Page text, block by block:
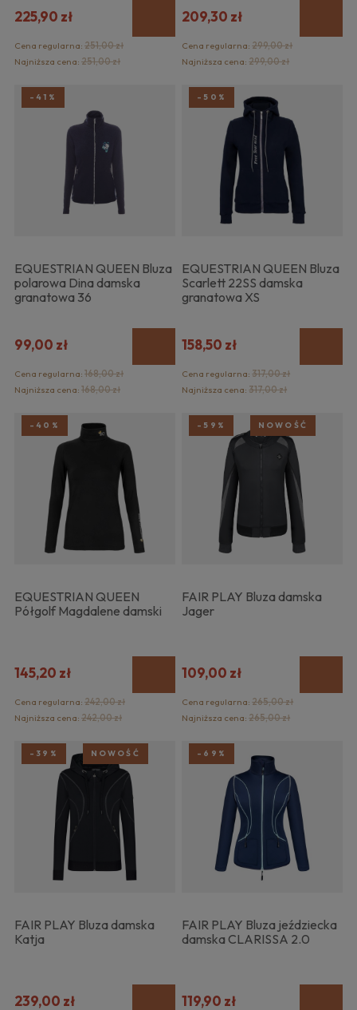
225,90 zł
Cena regularna: 251,00 zł
Najniższa cena: 251,00 zł
209,30 zł
Cena regularna:299,00 zł
Najniższa cena:299,00 zł
EQUESTRIAN QUEEN Bluza
polarowa Dina damska
granatowa 36
99,00 zł
Cena regularna: 168,00 zł
Najniższa cena: 168,00 zł
-41%
EQUESTRIAN QUEEN Bluza
Scarlett 22SS damska
granatowa XS
158,50 zł
Cena regularna:317,00 zł
Najniższa cena:317,00 zł
-50%
EQUESTRIAN QUEEN
Półgolf Magdalene damski
145,20 zł
Cena regularna: 242,00 zł
Najniższa cena: 242,00 zł
-40%
FAIR PLAY Bluza damska
Jager
109,00 zł
Cena regularna:265,00 zł
Najniższa cena:265,00 zł
-59% NOWOŚĆ
FAIR PLAY Bluza damska
Katja
239,00 zł
-39% NOWOŚĆ
FAIR PLAY Bluza jeździecka
damska CLARISSA 2.0
119,90 zł
-69%